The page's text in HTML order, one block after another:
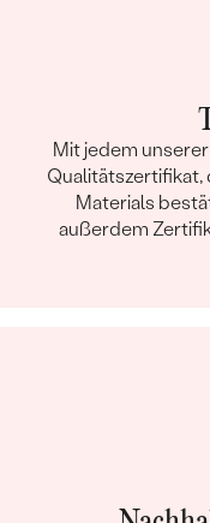
Mit jedem
Qualitätszertifikat,
Materials
außerdem